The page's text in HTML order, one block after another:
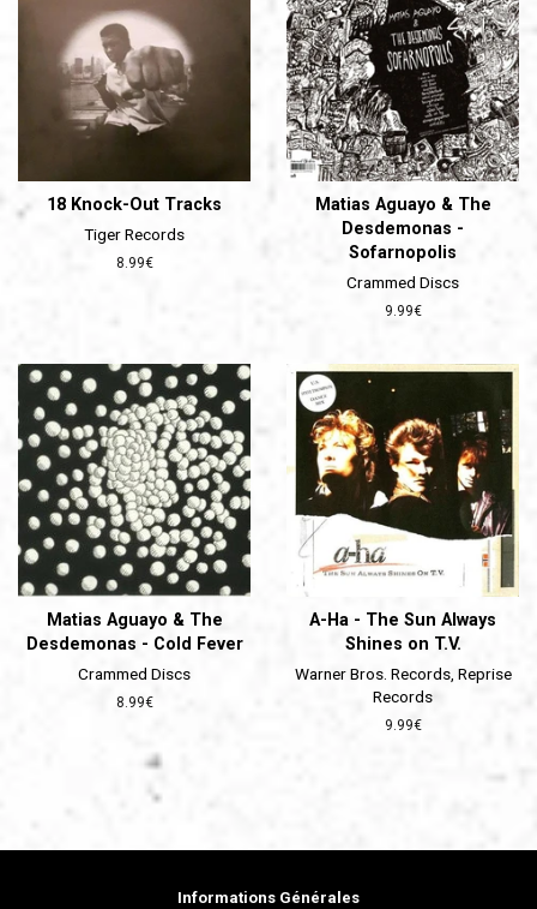
18 Knock-Out Tracks
Tiger Records
Prix
8.99€
Matias Aguayo & The
Desdemonas -
Sofarnopolis
Crammed Discs
Prix
9.99€
Matias Aguayo & The
Desdemonas - Cold Fever
Crammed Discs
Prix
8.99€
A-Ha - The Sun Always
Shines on T.V.
Warner Bros. Records, Reprise
Records
Prix
9.99€
Informations Générales